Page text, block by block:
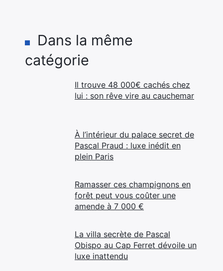
Dans la même
catégorie
Il trouve 48 000€ cachés chez
lui : son rêve vire au cauchemar
À l’intérieur du palace secret de
Pascal Praud : luxe inédit en
plein Paris
Ramasser ces champignons en
forêt peut vous coûter une
amende à 7 000 €
La villa secrète de Pascal
Obispo au Cap Ferret dévoile un
luxe inattendu